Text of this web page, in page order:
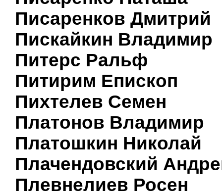
Писаренков Дмитрий
Пискайкин Владимир
Питерс Ральф
Питирим Епископ
Пихтелев Семен
Платонов Владимир
Платошкин Николай
Плачендовский
Плевнелиев Росен